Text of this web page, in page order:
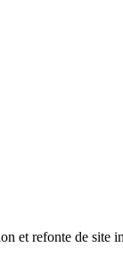
et refonte de site